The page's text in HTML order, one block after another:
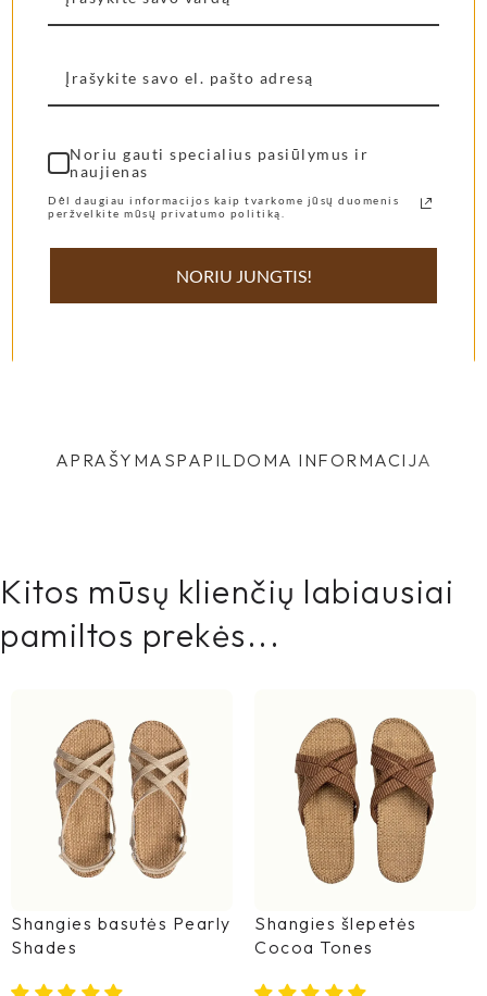
purškiamas Jambo
Burano
purškiamas Jambo
Cocoa
APRAŠYMASPAPILDOMA INFORMACIJA
Kitos mūsų klienčių labiausiai
pamiltos prekės...
Shangies basutės Pearly
Shades
Shangies šlepetės
Cocoa Tones
Noriu gauti specialius pasiūlymus ir
naujienas
Dėl daugiau informacijos kaip tvarkome jūsų duomenis
peržvelkite mūsų privatumo politiką.
NORIU JUNGTIS!